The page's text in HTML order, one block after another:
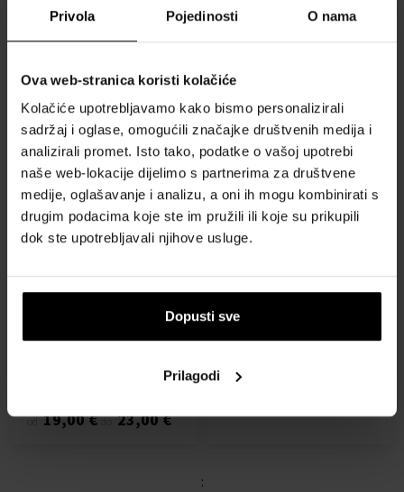
Privola Pojedinosti O nama
Ova web-stranica koristi kolačiće
Kolačiće upotrebljavamo kako bismo personalizirali
sadržaj i oglase, omogućili značajke društvenih medija i
analizirali promet. Isto tako, podatke o vašoj upotrebi
naše web-lokacije dijelimo s partnerima za društvene
medije, oglašavanje i analizu, a oni ih mogu kombinirati s
drugim podacima koje ste im pružili ili koje su prikupili
dok ste upotrebljavali njihove usluge.
Dopusti sve
Prilagodi
Muškarci
Poslat ćemo 13.08.
14,00 €
Poslat ćemo 13.08.
28,00 €
od19,00 €do23,00 €
Toaletna voda - Tester -
Muškarci
Trenutno nije dostupno
: